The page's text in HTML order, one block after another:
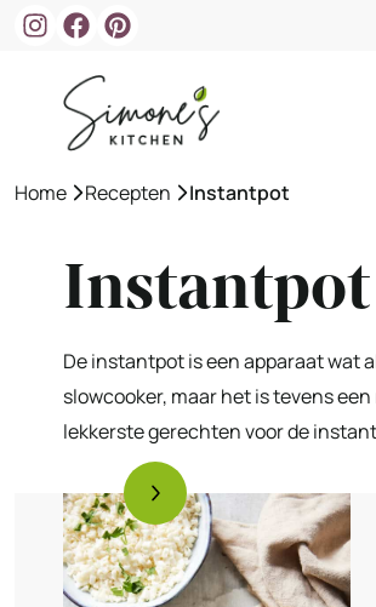
Home »Recepten »Instantpot
Instantpot
De instantpot is een apparaat wat
slowcooker, maar het is tevens
lekkerste gerechten voor de